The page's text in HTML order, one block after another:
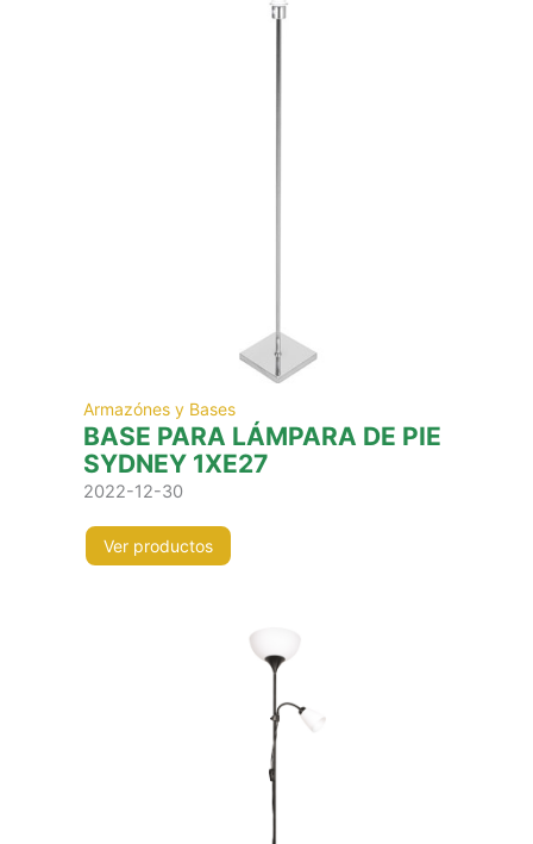
Armazónes y Bases
BASE PARA LÁMPARA DE PIE
SYDNEY 1XE27
2022-12-30
Ver productos